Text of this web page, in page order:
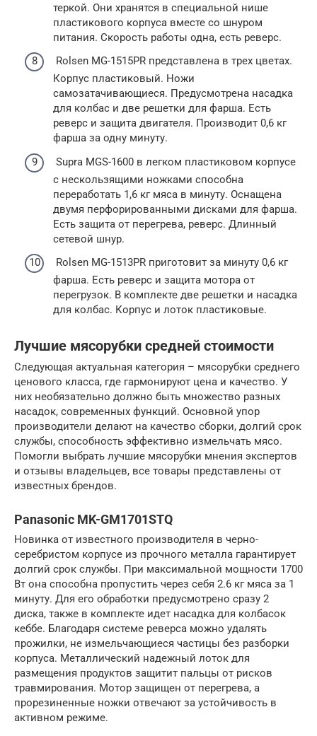
теркой. Они хранятся в специальной нише
пластикового корпуса вместе со шнуром
питания. Скорость работы одна, есть реверс.
Rolsen MG-1515PR представлена в трех цветах.
Корпус пластиковый. Ножи
самозатачивающиеся. Предусмотрена насадка
для колбас и две решетки для фарша. Есть
реверс и защита двигателя. Производит 0,6 кг
фарша за одну минуту.
Supra MGS-1600 в легком пластиковом корпусе
с нескользящими ножками способна
переработать 1,6 кг мяса в минуту. Оснащена
двумя перфорированными дисками для фарша.
Есть защита от перегрева, реверс. Длинный
сетевой шнур.
Rolsen MG-1513PR приготовит за минуту 0,6 кг
фарша. Есть реверс и защита мотора от
перегрузок. В комплекте две решетки и насадка
для колбас. Корпус и лоток пластиковые.
Лучшие мясорубки средней стоимости
Следующая актуальная категория – мясорубки среднего
ценового класса, где гармонируют цена и качество. У
них необязательно должно быть множество разных
насадок, современных функций. Основной упор
производители делают на качество сборки, долгий срок
службы, способность эффективно измельчать мясо.
Помогли выбрать лучшие мясорубки мнения экспертов
и отзывы владельцев, все товары представлены от
известных брендов.
Panasonic MK-GM1701STQ
Новинка от известного производителя в черно-
серебристом корпусе из прочного металла гарантирует
долгий срок службы. При максимальной мощности 1700
Вт она способна пропустить через себя 2.6 кг мяса за 1
минуту. Для его обработки предусмотрено сразу 2
диска, также в комплекте идет насадка для колбасок
кеббе. Благодаря системе реверса можно удалять
прожилки, не измельчающиеся частицы без разборки
корпуса. Металлический надежный лоток для
размещения продуктов защитит пальцы от рисков
травмирования. Мотор защищен от перегрева, а
прорезиненные ножки отвечают за устойчивость в
активном режиме.